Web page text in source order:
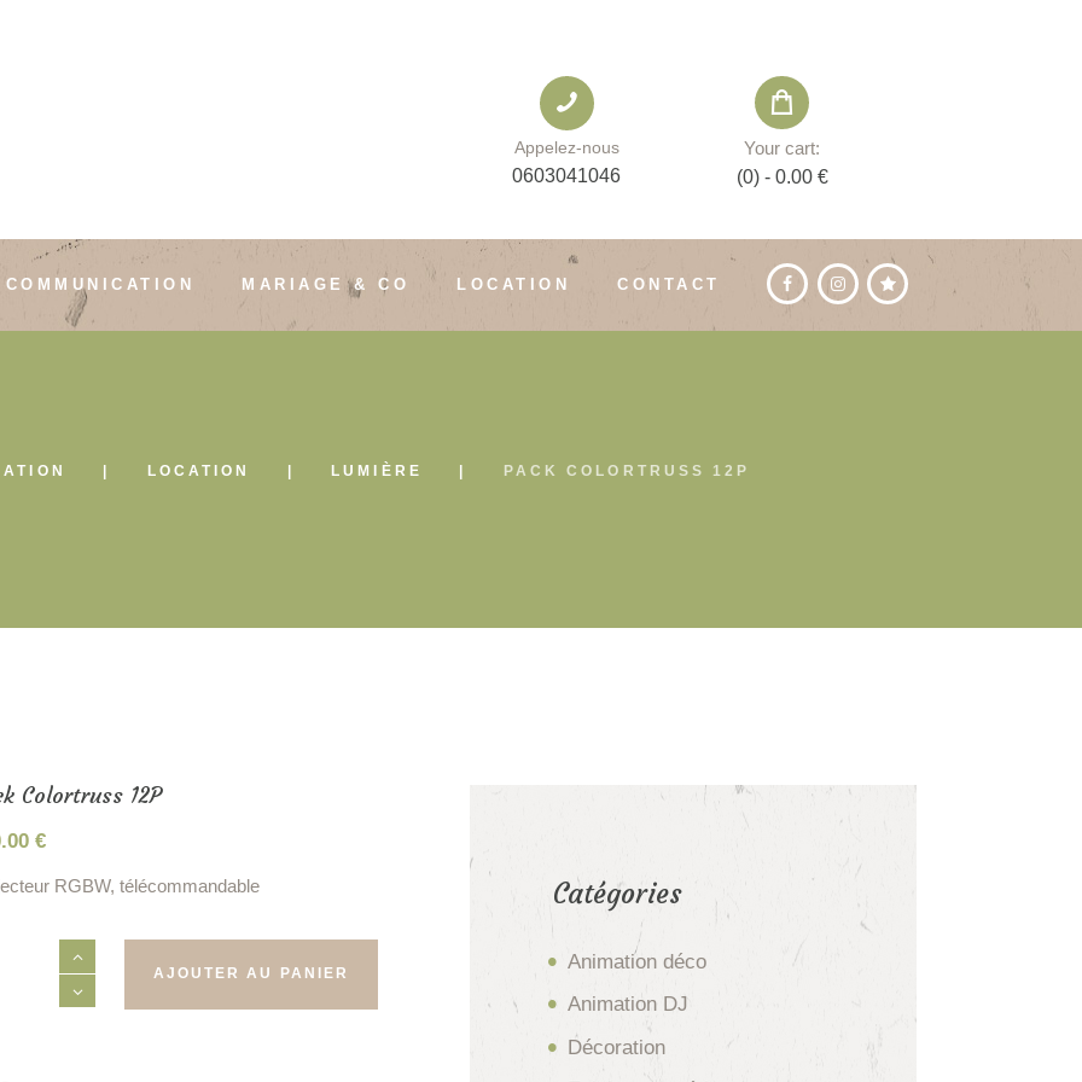
Appelez-nous
0603041046
Your cart:
(0)- 0.00 €
COMMUNICATION MARIAGE & CO LOCATION CONTACT
LOCATION LUMIÈRE PACK COLORTRUSS 12P
Colortruss 12P
€
RGBW, télécommandable
AJOUTER AU PANIER
Catégories
Animation déco
Animation DJ
Décoration